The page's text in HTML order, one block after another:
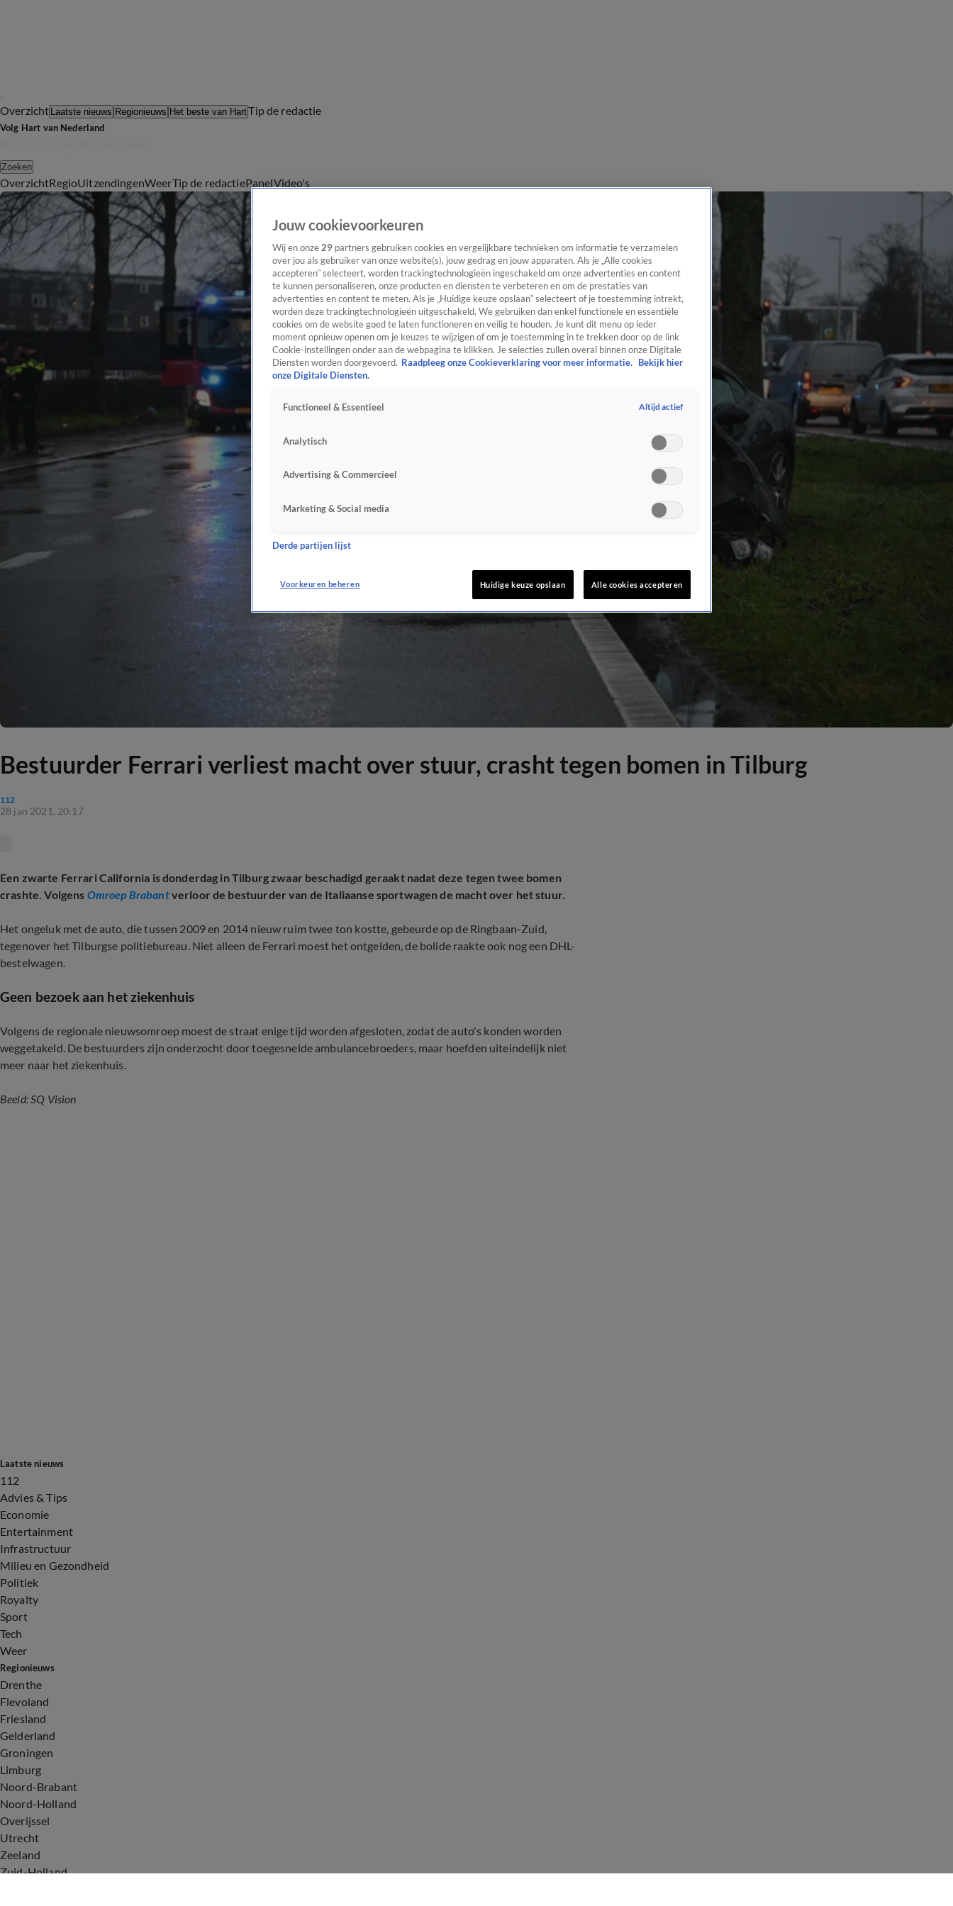
Overzicht Laatste nieuws Regionieuws Het beste van HartTip de redactie
Volg Hart van Nederland
Zoeken
OverzichtRegioUitzendingenWeerTip de redactiePanelVideo's
Bestuurder Ferrari verliest macht over stuur, crasht tegen bomen in Tilburg
112
28 jan 2021, 20:17
Een zwarte Ferrari California is donderdag in Tilburg zwaar beschadigd geraakt nadat deze tegen twee bomen
crashte. Volgens Omroep Brabantverloor de bestuurder van de Italiaanse sportwagen de macht over het stuur.
Het ongeluk met de auto, die tussen 2009 en 2014 nieuw ruim twee ton kostte, gebeurde op de Ringbaan-Zuid,
tegenover het Tilburgse politiebureau. Niet alleen de Ferrari moest het ontgelden, de bolide raakte ook nog een DHL-
bestelwagen.
Geen bezoek aan het ziekenhuis
Volgens de regionale nieuwsomroep moest de straat enige tijd worden afgesloten, zodat de auto's konden worden
weggetakeld. De bestuurders zijn onderzocht door toegesnelde ambulancebroeders, maar hoefden uiteindelijk niet
meer naar het ziekenhuis.
Beeld: SQ Vision
Laatste nieuws
112
Advies & Tips
Economie
Entertainment
Infrastructuur
Milieu en Gezondheid
Politiek
Royalty
Sport
Tech
Weer
Regionieuws
Drenthe
Flevoland
Friesland
Gelderland
Groningen
Limburg
Noord-Brabant
Noord-Holland
Overijssel
Utrecht
Zeeland
Zuid-Holland
Jouw cookievoorkeuren
Wij en onze 29 partners gebruiken cookies en vergelijkbare technieken om informatie te verzamelen
over jou als gebruiker van onze website(s), jouw gedrag en jouw apparaten. Als je „Alle cookies
accepteren” selecteert, worden trackingtechnologieën ingeschakeld om onze advertenties en content
te kunnen personaliseren, onze producten en diensten te verbeteren en om de prestaties van
advertenties en content te meten. Als je „Huidige keuze opslaan” selecteert of je toestemming intrekt,
worden deze trackingtechnologieën uitgeschakeld. We gebruiken dan enkel functionele en essentiële
cookies om de website goed te laten functioneren en veilig te houden. Je kunt dit menu op ieder
moment opnieuw openen om je keuzes te wijzigen of om je toestemming in te trekken door op de link
Cookie-instellingen onder aan de webpagina te klikken. Je selecties zullen overal binnen onze Digitale
Diensten worden doorgevoerd. Raadpleeg onze Cookieverklaring voor meer informatie.
Bekijk hier
onze Digitale Diensten.
Functioneel & Essentieel Altijd actief
Analytisch
Advertising & Commercieel
Marketing & Social media
Derde partijen lijst
Voorkeuren beheren Huidige keuze opslaan Alle cookies accepteren